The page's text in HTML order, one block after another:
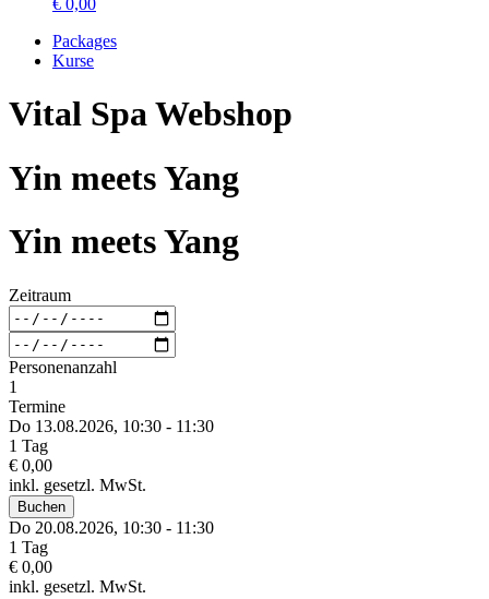
€ 0,00
Packages
Kurse
Vital Spa Webshop
Yin meets Yang
Yin meets Yang
Zeitraum
Personenanzahl
1
Termine
Do 13.08.2026, 10:30 - 11:30
1 Tag
€ 0,00
inkl. gesetzl. MwSt.
Buchen
Do 20.08.2026, 10:30 - 11:30
1 Tag
€ 0,00
inkl. gesetzl. MwSt.